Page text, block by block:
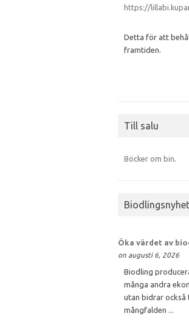
https://
Detta för att
framtiden.
Till salu
Böcker om bin.
Öka värdet av
on augusti 6, 2026
Biodling
många andra
utan bidrar också
mångfalden ...